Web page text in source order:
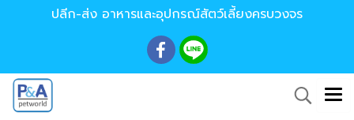
ปลีก-ส่ง อาหารและอุปกรณ์สัตว์เลี้ยงครบวงจร